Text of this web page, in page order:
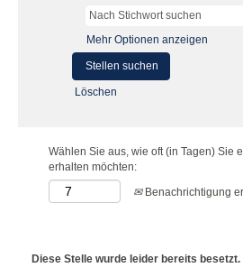
Mehr Optionen anzeigen
Löschen
Wählen Sie aus, wie oft (in Tagen) Sie
erhalten möchten:
Benachrichtigung
Diese Stelle wurde leider bereits besetzt.